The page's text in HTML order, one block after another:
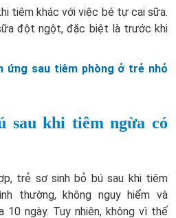
tiêm khác với việc bé tự cai sữa.
đột ngột, đặc biệt là trước khi
ứng sau tiêm phòng ở trẻ nhỏ
sau khi tiêm ngừa có
trẻ sơ sinh bỏ bú sau khi tiêm
thường, không nguy hiểm và
ngày. Tuy nhiên, không vì thế